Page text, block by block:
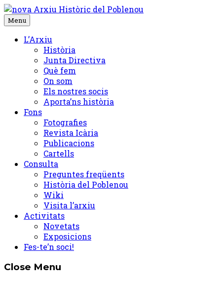
Skip
to
content
Menu
L’Arxiu
Història
Junta Directiva
Què fem
On som
Els nostres socis
Aporta’ns història
Fons
Fotografies
Revista Icària
Publicacions
Cartells
Consulta
Preguntes freqüents
Història del Poblenou
Wiki
Visita l’arxiu
Activitats
Novetats
Exposicions
Fes-te’n soci!
Close Menu